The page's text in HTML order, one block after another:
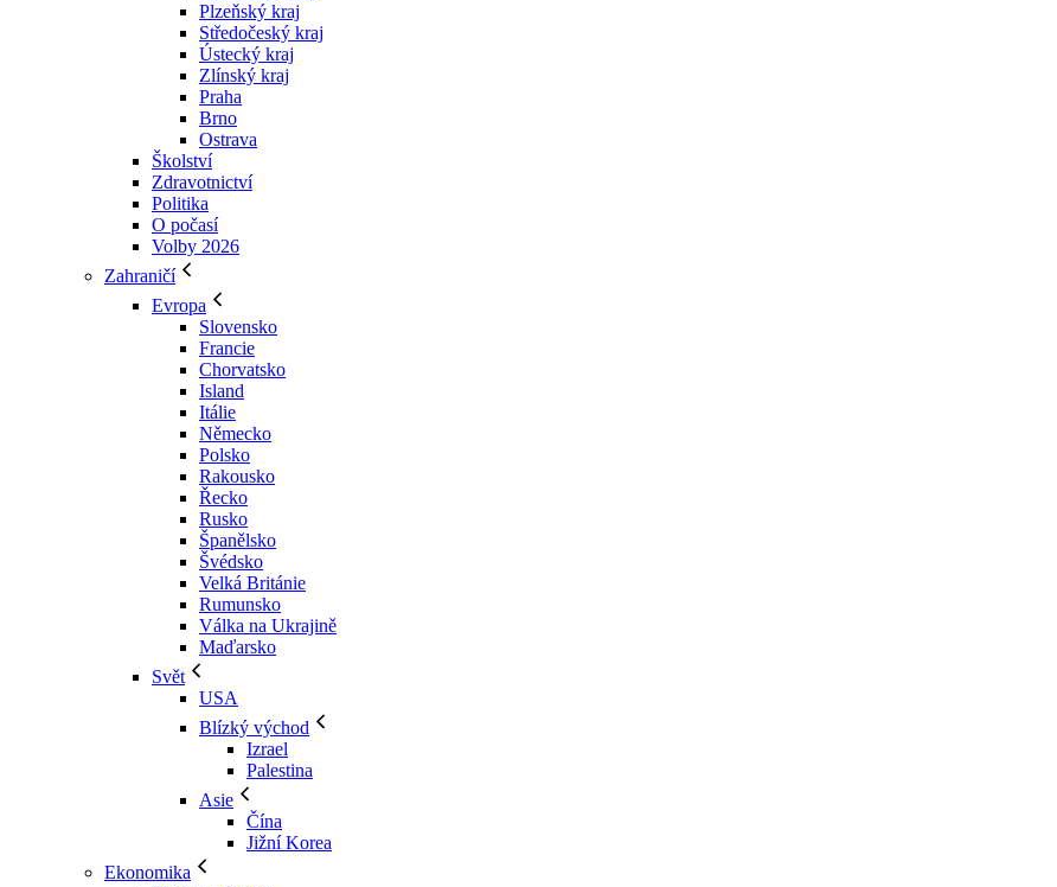
Plzeňský kraj
Středočeský kraj
Ústecký kraj
Zlínský kraj
Praha
Brno
Ostrava
Školství
Zdravotnictví
Politika
O počasí
Volby 2026
Zahraničí
Evropa
Slovensko
Francie
Chorvatsko
Island
Itálie
Německo
Polsko
Rakousko
Řecko
Rusko
Španělsko
Švédsko
Velká Británie
Rumunsko
Válka na Ukrajině
Maďarsko
Svět
USA
Blízký východ
Izrael
Palestina
Asie
Čína
Jižní Korea
Ekonomika